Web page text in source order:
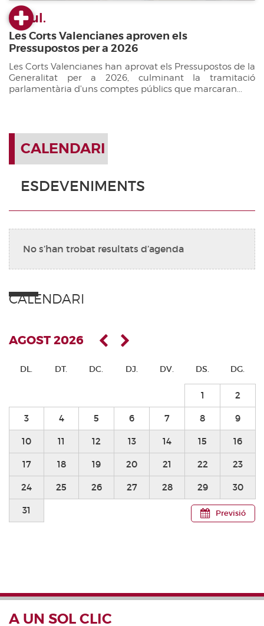
22 jul.
Les Corts Valencianes aproven els
Pressupostos per a 2026
Les Corts Valencianes han aprovat els Pressupostos de la
Generalitat per a 2026, culminant la tramitació
parlamentària d'uns comptes públics que marcaran...
CALENDARI
ESDEVENIMENTS
No s’han trobat resultats d’agenda
CALENDARI
Previsió
AGOST 2026
DL. DT. DC. DJ. DV. DS. DG.
1 2
3 4 5 6 7 8 9
10 11 12 13 14 15 16
17 18 19 20 21 22 23
24 25 26 27 28 29 30
31
A UN SOL CLIC